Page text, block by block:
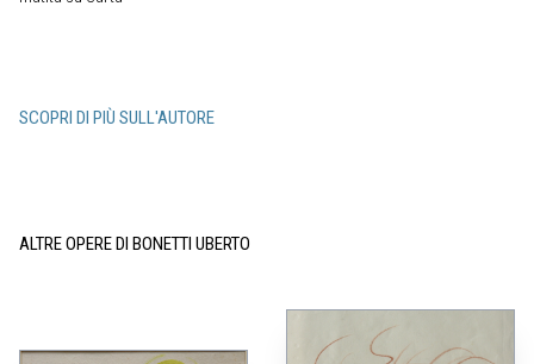
SCOPRI DI PIÙ SULL'AUTORE
ALTRE OPERE DI BONETTI UBERTO